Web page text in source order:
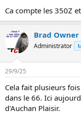
Ca compte les 350Z
Brad Owner
Administrator
29/9/25
Cela fait plusieurs
dans le 66. Ici
d'Auchan Plaisir.